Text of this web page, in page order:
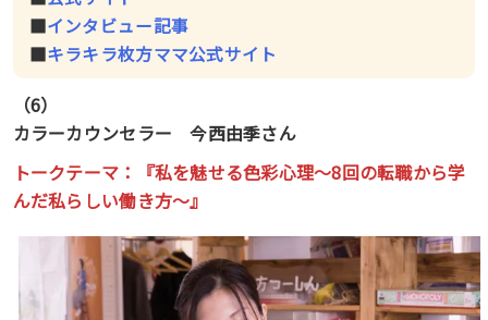
■インタビュー記事
■キラキラ枚方ママ公式サイト
（6）
カラーカウンセラー 今西由季さん
トークテーマ：『私を魅せる色彩心理〜8回の転職から学
んだ私らしい働き方〜』